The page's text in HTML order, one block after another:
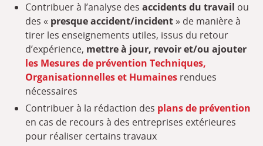
Contribuer à l’analyse des accidents du travail ou
des « presque accident/incident» de manière à
tirer les enseignements utiles, issus du retour
d’expérience, mettre à jour, revoir et/ou ajouter
les Mesures de prévention Techniques,
Organisationnelles et Humainesrendues
nécessaires
Contribuer à la rédaction des plans de prévention
en cas de recours à des entreprises extérieures
pour réaliser certains travaux